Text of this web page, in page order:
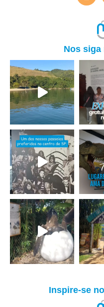
Nos siga
Inspire-se